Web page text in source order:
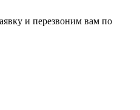
и перезвоним вам по